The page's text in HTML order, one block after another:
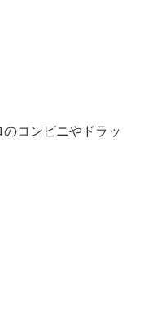
コンビニやドラッ